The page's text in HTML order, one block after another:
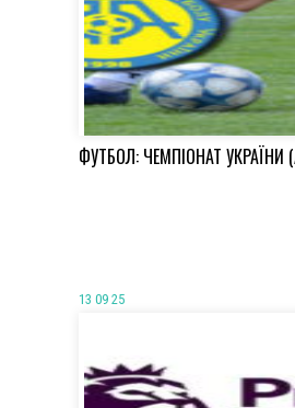
ФУТБОЛ: ЧЕМПІОНАТ УКРАЇНИ
13 09 25